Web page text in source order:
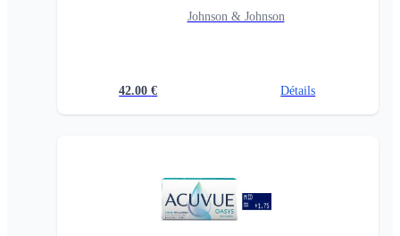
Johnson & Johnson
42.00 € Détails